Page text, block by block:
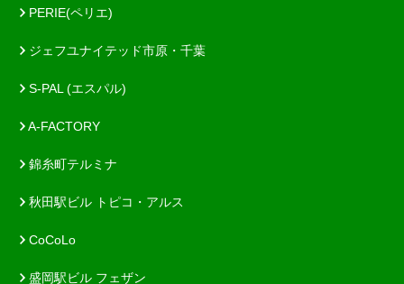
PERIE(ペリエ)
ジェフユナイテッド市原・千葉
S-PAL (エスパル)
A-FACTORY
錦糸町テルミナ
秋田駅ビル トピコ・アルス
CoCoLo
盛岡駅ビル フェザン